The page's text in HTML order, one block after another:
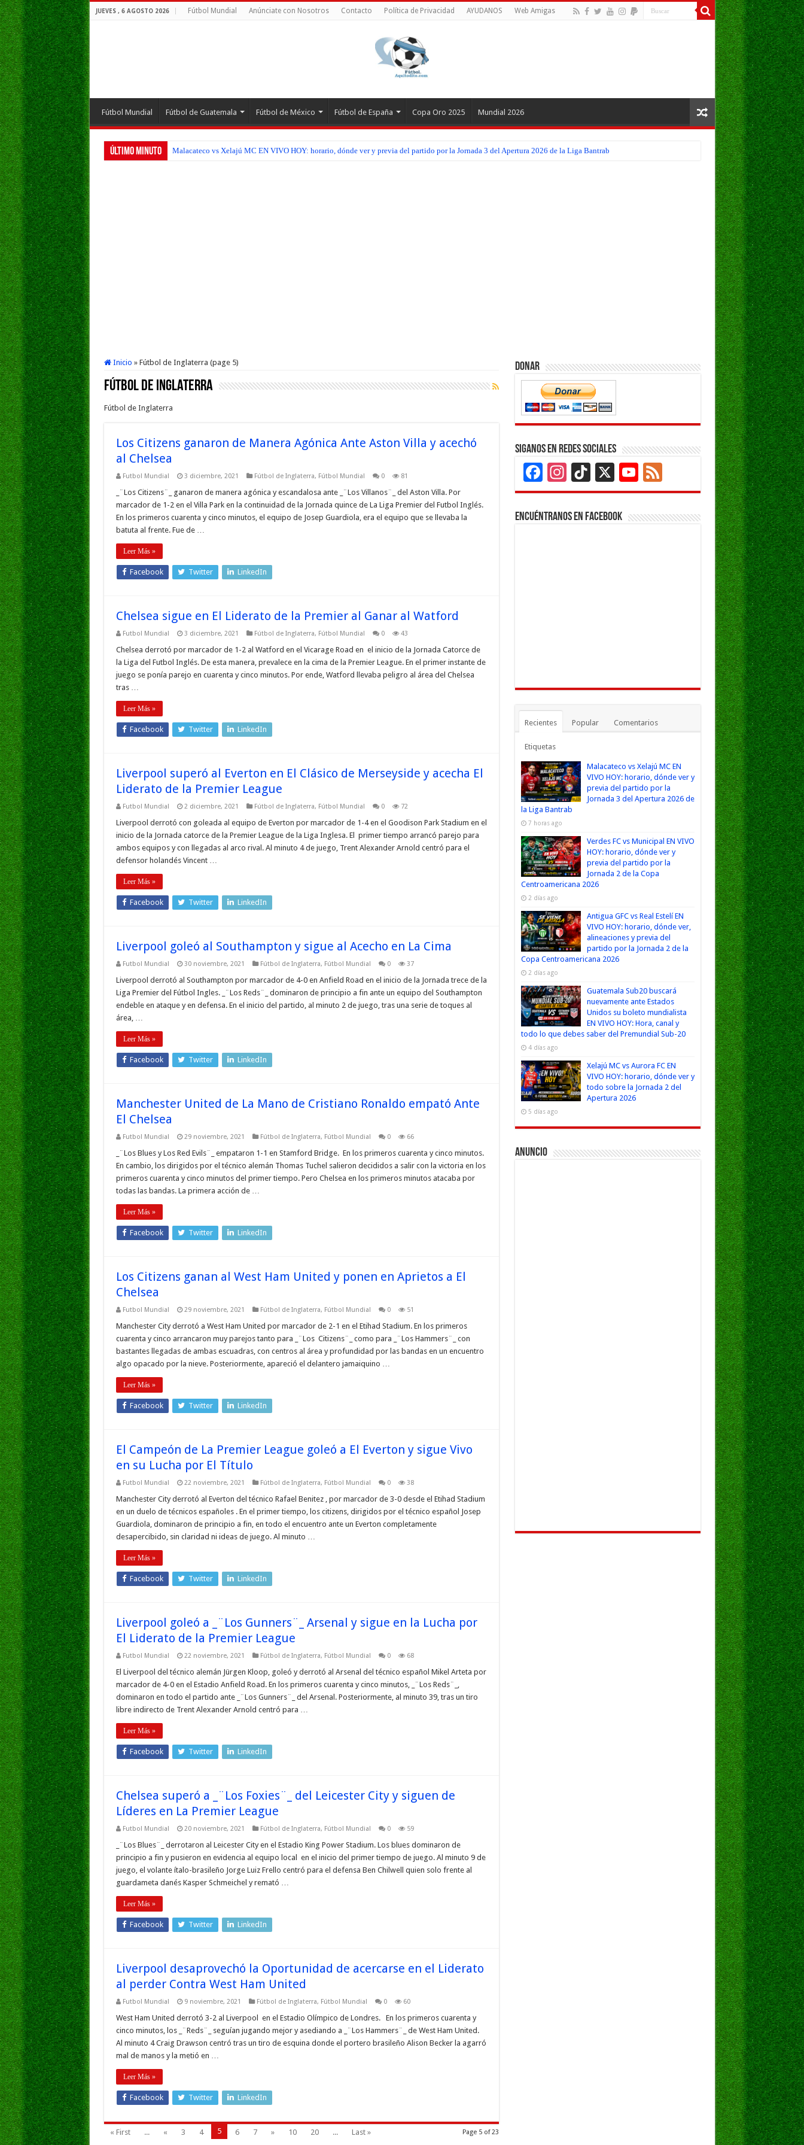
JUEVES , 6 AGOSTO 2026 Fútbol Mundial Anúnciate con Nosotros Contacto Política de Privacidad AYUDANOS Web Amigas
Fútbol Mundial Fútbol de Guatemala Fútbol de México Fútbol de España Copa Oro 2025 Mundial 2026
Último Minuto Malacateco vs Xelajú MC EN VIVO HOY: horario, dónde ver y previa del partido por la Jornada 3 del Apertura 2026 de la Liga Bantrab
Inicio » Fútbol de Inglaterra (page 5)
Fútbol de Inglaterra
Fútbol de Inglaterra
Los Citizens ganaron de Manera Agónica Ante Aston Villa y acechó
al Chelsea
Futbol Mundial 3 diciembre, 2021 Fútbol de Inglaterra, Fútbol Mundial 0 81
_¨Los Citizens¨_ ganaron de manera agónica y escandalosa ante _¨Los Villanos¨_ del Aston Villa. Por
marcador de 1-2 en el Villa Park en la continuidad de la Jornada quince de La Liga Premier del Futbol Inglés.
En los primeros cuarenta y cinco minutos, el equipo de Josep Guardiola, era el equipo que se llevaba la
batuta al frente. Fue de …
Leer Más »
Facebook Twitter LinkedIn
Chelsea sigue en El Liderato de la Premier al Ganar al Watford
Futbol Mundial 3 diciembre, 2021 Fútbol de Inglaterra, Fútbol Mundial 0 43
Chelsea derrotó por marcador de 1-2 al Watford en el Vicarage Road en el inicio de la Jornada Catorce de
la Liga del Futbol Inglés. De esta manera, prevalece en la cima de la Premier League. En el primer instante de
juego se ponía parejo en cuarenta y cinco minutos. Por ende, Watford llevaba peligro al área del Chelsea
tras …
Leer Más »
Facebook Twitter LinkedIn
Liverpool superó al Everton en El Clásico de Merseyside y acecha El
Liderato de la Premier League
Futbol Mundial 2 diciembre, 2021 Fútbol de Inglaterra, Fútbol Mundial 0 72
Liverpool derrotó con goleada al equipo de Everton por marcador de 1-4 en el Goodison Park Stadium en el
inicio de la Jornada catorce de la Premier League de la Liga Inglesa. El primer tiempo arrancó parejo para
ambos equipos y con llegadas al arco rival. Al minuto 4 de juego, Trent Alexander Arnold centró para el
defensor holandés Vincent …
Leer Más »
Facebook Twitter LinkedIn
Liverpool goleó al Southampton y sigue al Acecho en La Cima
Futbol Mundial 30 noviembre, 2021 Fútbol de Inglaterra, Fútbol Mundial 0 37
Liverpool derrotó al Southampton por marcador de 4-0 en Anfield Road en el inicio de la Jornada trece de la
Liga Premier del Fútbol Ingles. _¨Los Reds¨_ dominaron de principio a fin ante un equipo del Southampton
endeble en ataque y en defensa. En el inicio del partido, al minuto 2 de juego, tras una serie de toques al
área, …
Leer Más »
Facebook Twitter LinkedIn
Manchester United de La Mano de Cristiano Ronaldo empató Ante
El Chelsea
Futbol Mundial 29 noviembre, 2021 Fútbol de Inglaterra, Fútbol Mundial 0 66
_¨Los Blues y Los Red Evils¨_ empataron 1-1 en Stamford Bridge. En los primeros cuarenta y cinco minutos.
En cambio, los dirigidos por el técnico alemán Thomas Tuchel salieron decididos a salir con la victoria en los
primeros cuarenta y cinco minutos del primer tiempo. Pero Chelsea en los primeros minutos atacaba por
todas las bandas. La primera acción de …
Leer Más »
Facebook Twitter LinkedIn
Los Citizens ganan al West Ham United y ponen en Aprietos a El
Chelsea
Futbol Mundial 29 noviembre, 2021 Fútbol de Inglaterra, Fútbol Mundial 0 51
Manchester City derrotó a West Ham United por marcador de 2-1 en el Etihad Stadium. En los primeros
cuarenta y cinco arrancaron muy parejos tanto para _¨Los Citizens¨_ como para _¨Los Hammers¨_ con
bastantes llegadas de ambas escuadras, con centros al área y profundidad por las bandas en un encuentro
algo opacado por la nieve. Posteriormente, apareció el delantero jamaiquino …
Leer Más »
Facebook Twitter LinkedIn
El Campeón de La Premier League goleó a El Everton y sigue Vivo
en su Lucha por El Título
Futbol Mundial 22 noviembre, 2021 Fútbol de Inglaterra, Fútbol Mundial 0 38
Manchester City derrotó al Everton del técnico Rafael Benitez , por marcador de 3-0 desde el Etihad Stadium
en un duelo de técnicos españoles . En el primer tiempo, los citizens, dirigidos por el técnico español Josep
Guardiola, dominaron de principio a fin, en todo el encuentro ante un Everton completamente
desapercibido, sin claridad ni ideas de juego. Al minuto …
Leer Más »
Facebook Twitter LinkedIn
Liverpool goleó a _¨Los Gunners¨_ Arsenal y sigue en la Lucha por
El Liderato de la Premier League
Futbol Mundial 22 noviembre, 2021 Fútbol de Inglaterra, Fútbol Mundial 0 68
El Liverpool del técnico alemán Jürgen Kloop, goleó y derrotó al Arsenal del técnico español Mikel Arteta por
marcador de 4-0 en el Estadio Anfield Road. En los primeros cuarenta y cinco minutos, _¨Los Reds¨_,
dominaron en todo el partido ante _¨Los Gunners¨_ del Arsenal. Posteriormente, al minuto 39, tras un tiro
libre indirecto de Trent Alexander Arnold centró para …
Leer Más »
Facebook Twitter LinkedIn
Chelsea superó a _¨Los Foxies¨_ del Leicester City y siguen de
Líderes en La Premier League
Futbol Mundial 20 noviembre, 2021 Fútbol de Inglaterra, Fútbol Mundial 0 59
_¨Los Blues¨_ derrotaron al Leicester City en el Estadio King Power Stadium. Los blues dominaron de
principio a fin y pusieron en evidencia al equipo local en el inicio del primer tiempo de juego. Al minuto 9 de
juego, el volante ítalo-brasileño Jorge Luiz Frello centró para el defensa Ben Chilwell quien solo frente al
guardameta danés Kasper Schmeichel y remató …
Leer Más »
Facebook Twitter LinkedIn
Liverpool desaprovechó la Oportunidad de acercarse en el Liderato
al perder Contra West Ham United
Futbol Mundial 9 noviembre, 2021 Fútbol de Inglaterra, Fútbol Mundial 0 60
West Ham United derrotó 3-2 al Liverpool en el Estadio Olímpico de Londres. En los primeros cuarenta y
cinco minutos, los _¨Reds¨_ seguían jugando mejor y asediando a _¨Los Hammers¨_ de West Ham United.
Al minuto 4 Craig Drawson centró tras un tiro de esquina donde el portero brasileño Alison Becker la agarró
mal de manos y la metió en …
Leer Más »
Facebook Twitter LinkedIn
Page 5 of 23
« First ... « 3 4 5 6 7 » 10 20 ... Last »
Donar
Siganos en Redes Sociales
Facebook
Instagram
TikTok
X YouTube
Channel
Feed
Encuéntranos en Facebook
Recientes Popular Comentarios
Etiquetas
Malacateco vs Xelajú MC EN
VIVO HOY: horario, dónde ver y
previa del partido por la
Jornada 3 del Apertura 2026 de
la Liga Bantrab
7 horas ago
Verdes FC vs Municipal EN VIVO
HOY: horario, dónde ver y
previa del partido por la
Jornada 2 de la Copa
Centroamericana 2026
2 días ago
Antigua GFC vs Real Estelí EN
VIVO HOY: horario, dónde ver,
alineaciones y previa del
partido por la Jornada 2 de la
Copa Centroamericana 2026
2 días ago
Guatemala Sub20 buscará
nuevamente ante Estados
Unidos su boleto mundialista
EN VIVO HOY: Hora, canal y
todo lo que debes saber del Premundial Sub-20
4 días ago
Xelajú MC vs Aurora FC EN
VIVO HOY: horario, dónde ver y
todo sobre la Jornada 2 del
Apertura 2026
5 días ago
Anuncio